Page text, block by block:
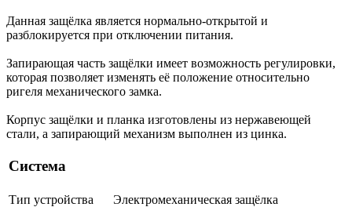
Данная защёлка является нормально-открытой и
разблокируется при отключении питания.
Запирающая часть защёлки имеет возможность регулировки,
которая позволяет изменять её положение относительно
ригеля механического замка.
Корпус защёлки и планка изготовлены из нержавеющей
стали, а запирающий механизм выполнен из цинка.
Система
Тип устройства
Электромеханическая защёлка